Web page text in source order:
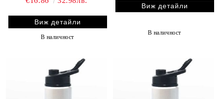
Виж детайли
В наличност
Виж детайли
В наличност